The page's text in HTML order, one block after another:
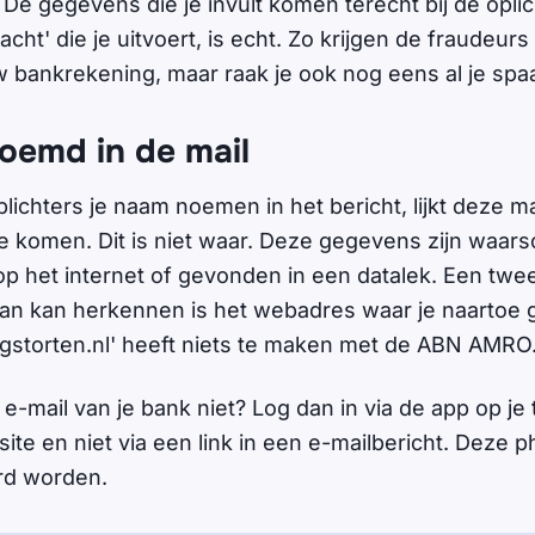
die je uitvoert, is echt. Zo krijgen de fraudeurs
bankrekening, maar raak je ook nog eens al je
in de mail
je naam noemen in het bericht, lijkt deze
komen. Dit is niet waar. Deze gegevens zijn
het internet of gevonden in een datalek. Een
kan herkennen is het webadres waar je naartoe
heeft niets te maken met de ABN
mail van je bank niet? Log dan in via de app op
en niet via een link in een e-mailbericht. Deze
worden.